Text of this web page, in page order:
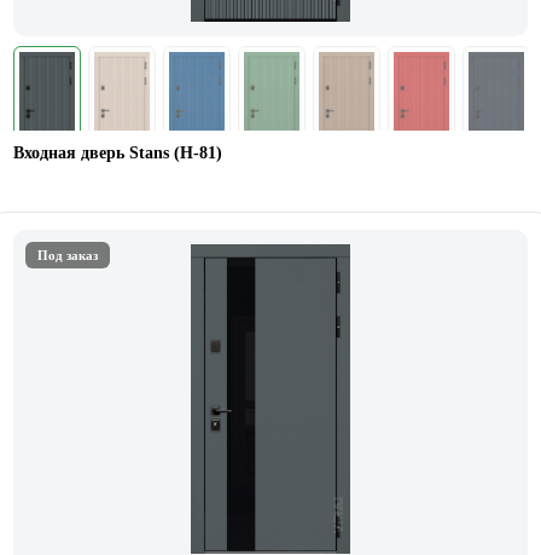
Входная дверь Stans (Н-81)
Под заказ